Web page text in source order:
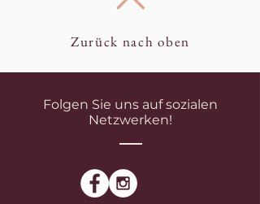
Zurück nach oben
Folgen Sie uns auf sozialen
Netzwerken!